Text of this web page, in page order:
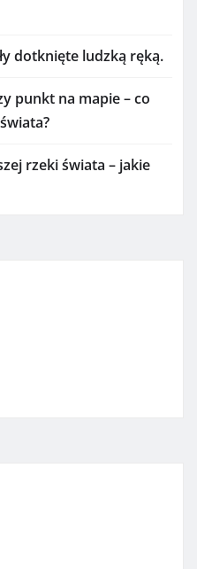
dotknięte ludzką ręką.
punkt na mapie – co
rzeki świata – jakie